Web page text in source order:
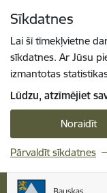
Sīkdatnes
Lai šī tīmekļvietne
sīkdatnes. Ar Jūsu
izmantotas
Lūdzu, atzīmējiet
Noraidīt
Pārvaldīt sīkdatnes